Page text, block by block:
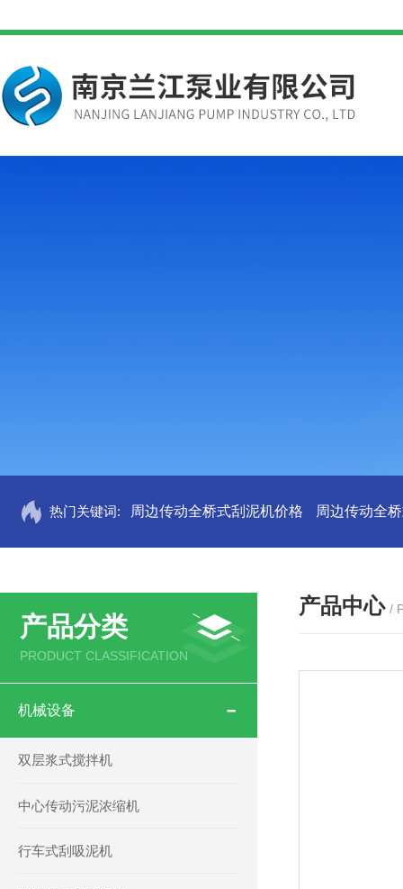
热门关键词: 周边传动全桥式刮泥机价格 周边传动全
产品分类
PRODUCT CLASSIFICATION
机械设备
双层浆式搅拌机
中心传动污泥浓缩机
行车式刮吸泥机
产品中心 /